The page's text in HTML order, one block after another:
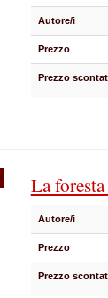
Autore/i
Prezzo
Prezzo
La
Autore/i
Prezzo
Prezzo